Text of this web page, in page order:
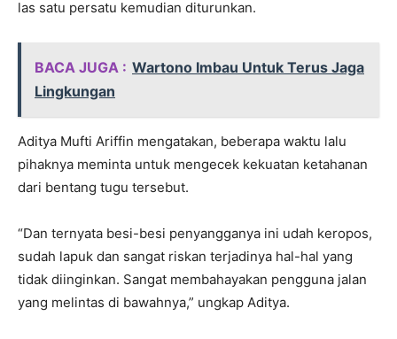
las satu persatu kemudian diturunkan.
BACA JUGA : Wartono Imbau Untuk Terus Jaga
Lingkungan
Aditya Mufti Ariffin mengatakan, beberapa waktu lalu
pihaknya meminta untuk mengecek kekuatan ketahanan
dari bentang tugu tersebut.
“Dan ternyata besi-besi penyangganya ini udah keropos,
sudah lapuk dan sangat riskan terjadinya hal-hal yang
tidak diinginkan. Sangat membahayakan pengguna jalan
yang melintas di bawahnya,” ungkap Aditya.